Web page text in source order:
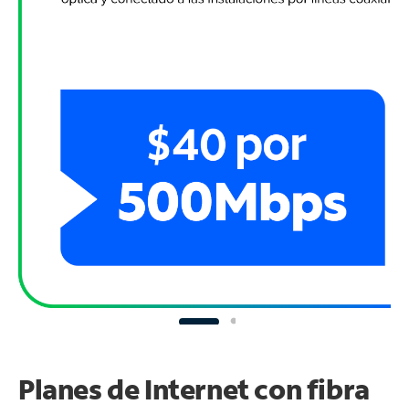
Planes de Internet con fibra